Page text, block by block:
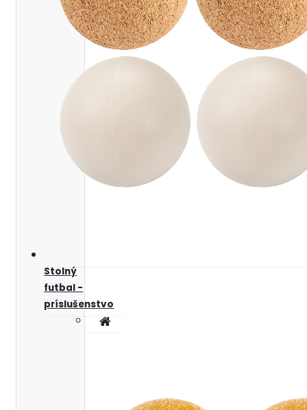
Stolný
futbal -
príslušenstvo